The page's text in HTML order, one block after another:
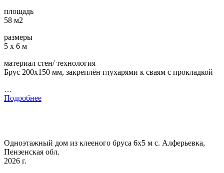
площадь
58 м2
размеры
5 х 6 м
материал стен/ технология
Брус 200х150 мм, закреплён глухарями к сваям с прокладкой
…
Подробнее
Одноэтажный дом из клееного бруса 6х5 м с. Алферьевка,
Пензенская обл.
2026 г.